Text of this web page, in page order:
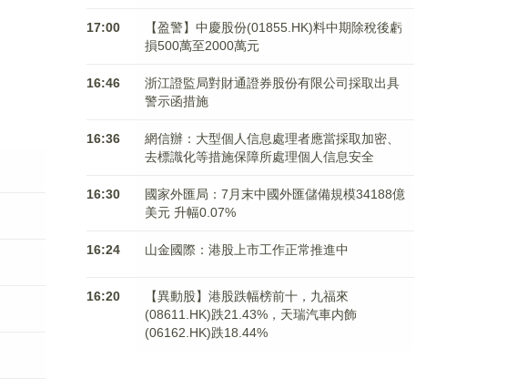
17:00
【盈警】中慶股份(01855.HK)料中期除稅後虧
損500萬至2000萬元
16:46
浙江證監局對財通證券股份有限公司採取出具
警示函措施
16:36
網信辦：大型個人信息處理者應當採取加密、
去標識化等措施保障所處理個人信息安全
16:30
國家外匯局：7月末中國外匯儲備規模34188億
美元 升幅0.07%
16:24 山金國際：港股上市工作正常推進中
16:20
【異動股】港股跌幅榜前十，九福來
(08611.HK)跌21.43%，天瑞汽車内飾
(06162.HK)跌18.44%